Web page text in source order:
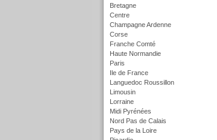
Bretagne
Centre
Champagne Ardenne
Corse
Franche Comté
Haute Normandie
Paris
Ile de France
Languedoc Roussillon
Limousin
Lorraine
Midi Pyrénées
Nord Pas de Calais
Pays de la Loire